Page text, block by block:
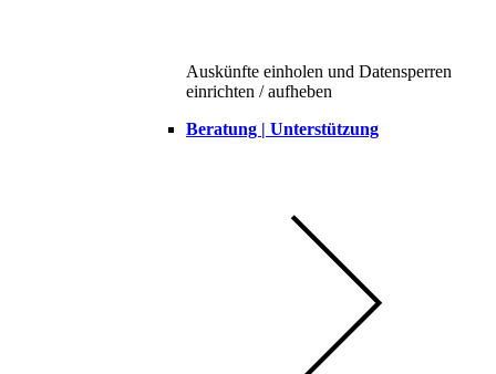
Auskünfte einholen und Datensperren
einrichten / aufheben
Beratung | Unterstützung